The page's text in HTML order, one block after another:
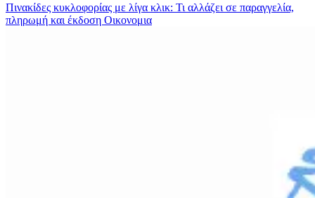
Πινακίδες κυκλοφορίας με λίγα κλικ: Τι αλλάζει σε παραγγελία,
πληρωμή και έκδοση Οικονομια